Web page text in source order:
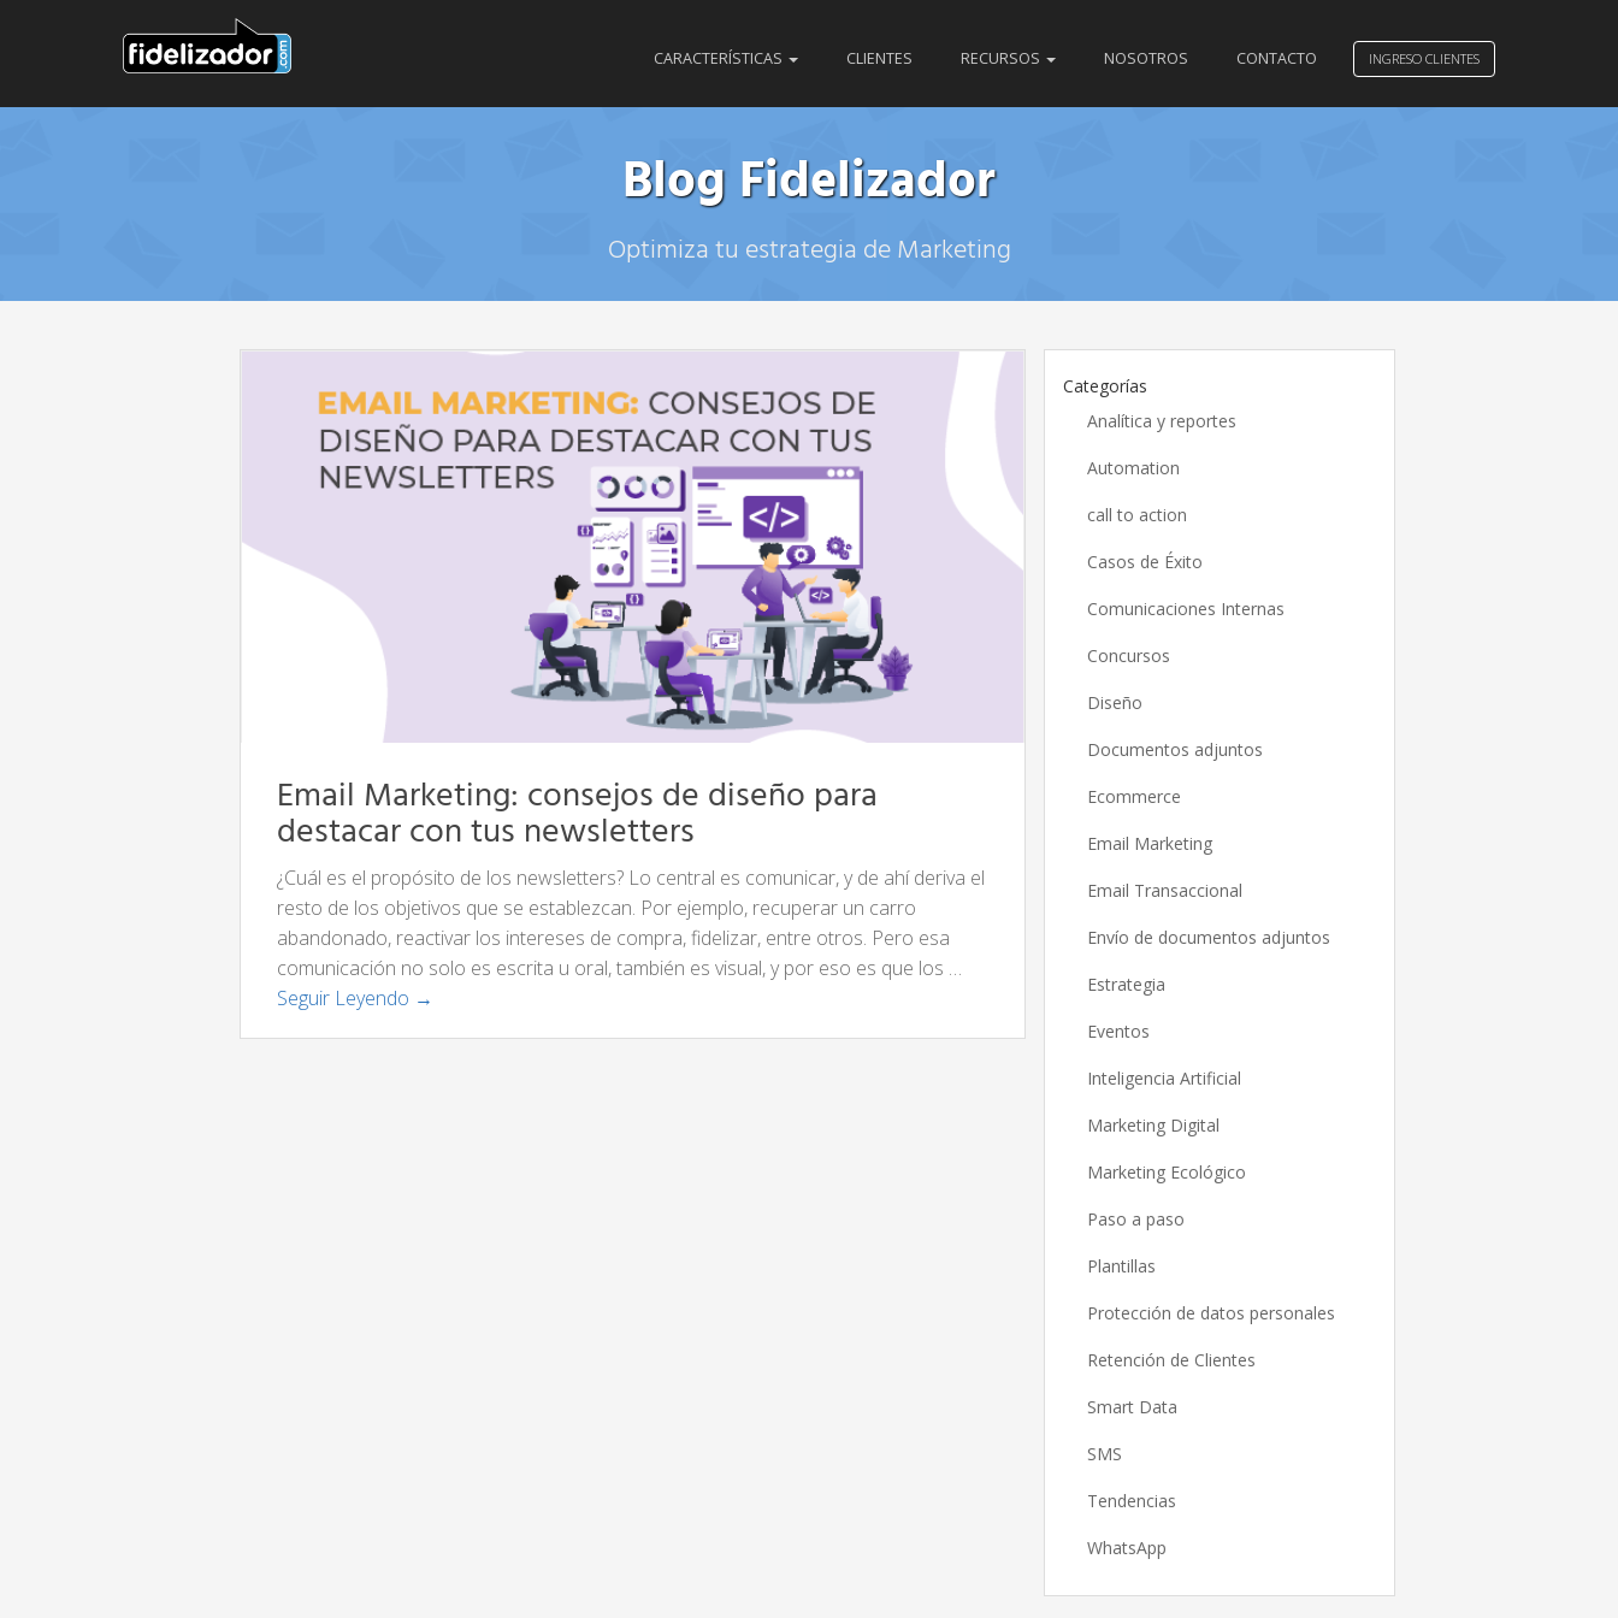
INGRESO CLIENTES
CARACTERÍSTICAS CLIENTES RECURSOS NOSOTROS CONTACTO
Blog Fidelizador
Optimiza tu estrategia de Marketing
Email Marketing: consejos de diseño para
destacar con tus newsletters
¿Cuál es el propósito de los newsletters? Lo central es comunicar, y de ahí deriva el
resto de los objetivos que se establezcan. Por ejemplo, recuperar un carro
abandonado, reactivar los intereses de compra, fidelizar, entre otros. Pero esa
comunicación no solo es escrita u oral, también es visual, y por eso es que los …
Seguir Leyendo →
Categorías
Analítica y reportes
Automation
call to action
Casos de Éxito
Comunicaciones Internas
Concursos
Diseño
Documentos adjuntos
Ecommerce
Email Marketing
Email Transaccional
Envío de documentos adjuntos
Estrategia
Eventos
Inteligencia Artificial
Marketing Digital
Marketing Ecológico
Paso a paso
Plantillas
Protección de datos personales
Retención de Clientes
Smart Data
SMS
Tendencias
WhatsApp